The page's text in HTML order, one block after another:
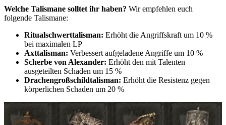
Welche Talismane solltet ihr haben? Wir empfehlen euch
folgende Talismane:
Ritualschwerttalisman: Erhöht die Angriffskraft um 10 %
bei maximalen LP
Axttalisman: Verbessert aufgeladene Angriffe um 10 %
Scherbe von Alexander: Erhöht den mit Talenten
ausgeteilten Schaden um 15 %
Drachengroßschildtalisman: Erhöht die Resistenz gegen
körperlichen Schaden um 20 %